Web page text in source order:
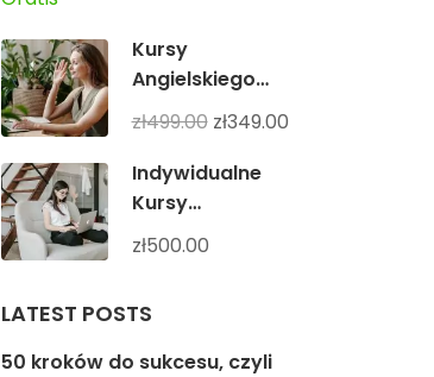
Kursy
Angielskiego
grupowe
dorosłych
zł499.00 zł349.00
Indywidualne
Kursy
Angielskiego
zł500.00
LATEST POSTS
50 kroków do sukcesu, czyli